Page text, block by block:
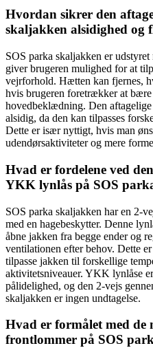
Hvordan sikrer den
skaljakken alsidighed og
SOS parka skaljakken er
giver brugeren mulighed for at
vejrforhold. Hætten kan fjernes,
hvis brugeren foretrækker at
hovedbeklædning. Den
alsidig, da den kan tilpasses
Dette er især nyttigt, hvis man
udendørsaktiviteter og mere
Hvad er fordelene ved
YKK lynlås på SOS
SOS parka skaljakken har en 2-
med en hagebeskytter. Denne
åbne jakken fra begge ender og
ventilationen efter behov. Dette
tilpasse jakken til forskellige
aktivitetsniveauer. YKK lynlåse
pålidelighed, og den 2-vejs
skaljakken er ingen undtagelse.
Hvad er formålet med de
frontlommer på SOS